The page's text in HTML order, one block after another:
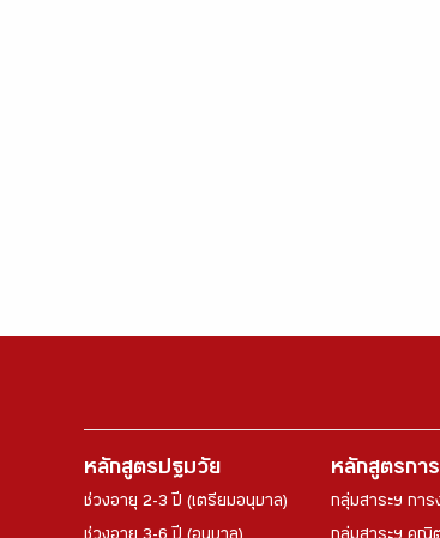
หลักสูตรปฐมวัย
ช่วงอายุ 2-3 ปี (เตรียมอนุบาล)
หลักสูตรกา
กลุ่มสาระฯ การ